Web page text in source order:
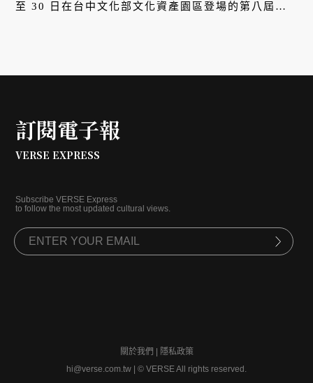
至 30 日在台中文化部文化資產園區登場的第八屆
訂閱電子報
VERSE EXPRESS
Subscribe VERSE Express
to follow the most updated cultural views.
關於我們
隱私政策
hi@verse.com.tw
© VERSE All rights reserved.